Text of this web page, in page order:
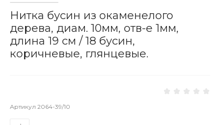
Нитка бусин из окаменелого
дерева, диам. 10мм, отв-е 1мм,
длина 19 см / 18 бусин,
коричневые, глянцевые.
Артикул 2064-39/10